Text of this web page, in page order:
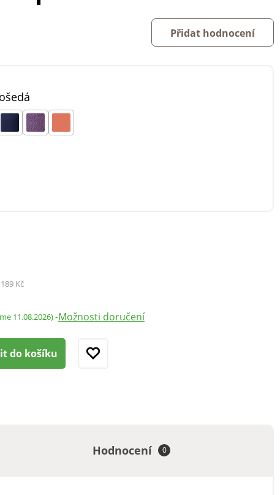
Přidat hodnocení
Kč
11.08.2026)-Možnosti doručení
do košíku
Hodnocení 0